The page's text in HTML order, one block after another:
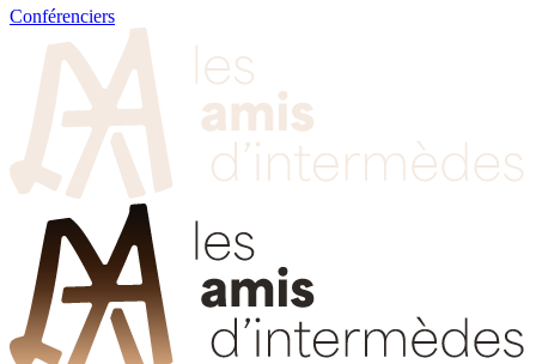
Conférenciers